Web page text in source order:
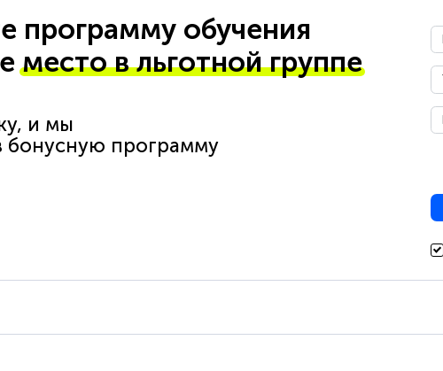
программу обучения
место в льготной группе
и мы
бонусную программу